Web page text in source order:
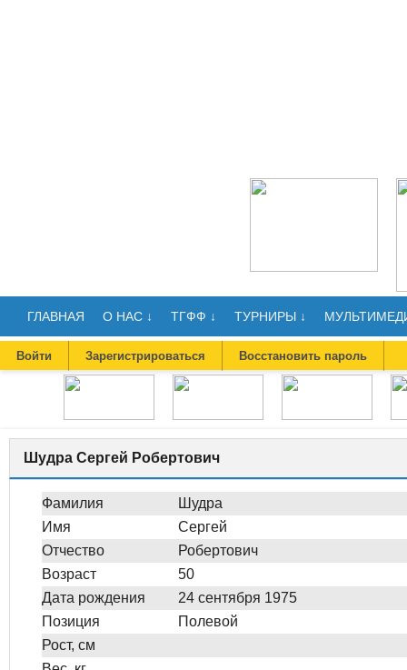
ГЛАВНАЯ О НАС ↓ ТГФФ ↓ ТУРНИРЫ ↓
Войти Зарегистрироваться Восстановить пароль
Шудра Сергей Робертович
Фамилия
Шудра
Имя
Сергей
Отчество
Робертович
Возраст
50
Дата рождения
24 сентября 1975
Позиция
Полевой
Рост, см